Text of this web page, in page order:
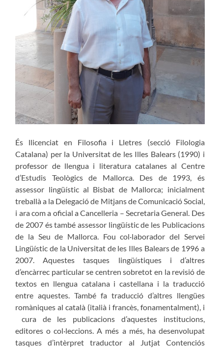
És llicenciat en Filosofia i Lletres (secció Filologia
Catalana) per la Universitat de les Illes Balears (1990) i
professor de llengua i literatura catalanes al Centre
d’Estudis Teològics de Mallorca. Des de 1993, és
assessor lingüístic al Bisbat de Mallorca; inicialment
treballà a la Delegació de Mitjans de Comunicació Social,
i ara com a oficial a Cancelleria – Secretaria General. Des
de 2007 és també assessor lingüístic de les Publicacions
de la Seu de Mallorca. Fou col·laborador del Servei
Lingüístic de la Universitat de les Illes Balears de 1996 a
2007. Aquestes tasques lingüístiques i d’altres
d’encàrrec particular se centren sobretot en la revisió de
textos en llengua catalana i castellana i la traducció
entre aquestes. També fa traducció d’altres llengües
romàniques al català (italià i francès, fonamentalment), i
cura de les publicacions d’aquestes institucions,
editores o col·leccions. A més a més, ha desenvolupat
tasques d’intèrpret traductor al Jutjat Contenciós